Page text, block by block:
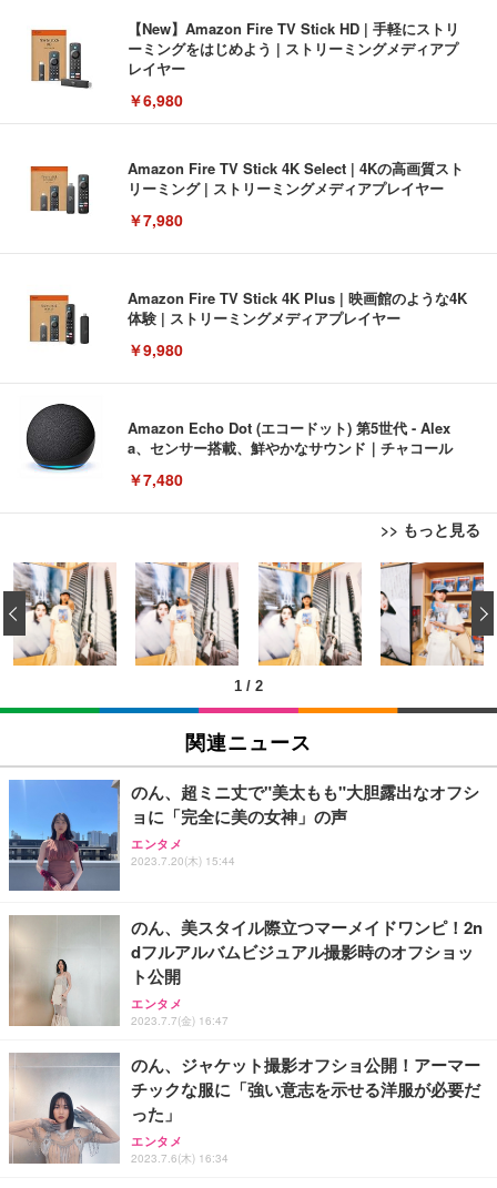
【New】Amazon Fire TV Stick HD | 手軽にストリ
ーミングをはじめよう | ストリーミングメディアプ
レイヤー
￥6,980
Amazon Fire TV Stick 4K Select | 4Kの高画質スト
リーミング | ストリーミングメディアプレイヤー
￥7,980
Amazon Fire TV Stick 4K Plus | 映画館のような4K
体験 | ストリーミングメディアプレイヤー
￥9,980
Amazon Echo Dot (エコードット) 第5世代 - Alex
a、センサー搭載、鮮やかなサウンド｜チャコール
￥7,480
>> もっと見る
[EdoErgo] オフィスチェア 椅子 テレワーク 疲れな
い 跳ね上げ式アームレスト コンパクト 約105度ロッ
キング pc 事務椅子 360度回転 座面昇降 強化ナイロ
ン樹脂ベース 通気性メッシュ 在宅ワーク H-WY01
(黒網+黒枠+黒足)
￥5,699
SIHOO B100 オフィスチェア／デスクチェア メッシ
ュチェア 人間工学 疲れない ブラック
￥27,999
Sezlife オフィスチェア デスクチェア 疲れない テレ
ワーク チェア 強化バックレスト 30度ロッキング機
能 人間工学 椅子 腰サポート 90度跳ね上げ式アーム
ョン PCチェア 通気性メッシュ ゲーミング/勉強/事
務用 おしゃれ パソコンチェア (ブラック)
Sezlife オフィスチェア デスクチェア 疲れない テレ
ワーク チェア 強化バックレスト 30度ロッキング機
能 人間工学 椅子 腰サポート 90度跳ね上げ式アーム
レスト 3Dヘッドレスト ハンガー付き 高反発クッシ
務用 おしゃれ パソコンチェア (ホワイト)
￥7,680
ANDWINT オフィスチェア デスクチェア 肘なし メ
ッシュ 通気性 ランバーサポート付き 腰サポート ガ
ス圧無段階昇降 360度回転 キャスター付き コンパク
ト 幅52×奥行58.5×高さ84～96cm テレワーク 在宅
￥4,139
EIZO ビジネス向けプレミアムモニター | FlexScan
EV3240X-WT | 31.5型4K UHD・USB Type-C・ホワ
イト
￥105,595
EIZO ビジネス向けプレミアムモニター | FlexScan
￥109,572
【純正品】27"ゲーミングモニター DualSense 充電
フック付き（CFI-ZDM1J）
【整備済み品】Dell E2724HS 27インチ 液晶モニタ
ー フルHD（1920×1080）VA 非光沢 HDMI/DisplayP
ort/VGA スピーカー内蔵 高さ調整 スイベル VESA対
応 ComfortView ビジネス向け
￥15,800
【MiniLED/24.5inch/280Hz/FHD】GRAPHT THE S
HOOTER Gaming Monitor 24” Essential ゲーミン
グモニター QD 24.5インチ 1ms FHD 量子ドット 残
像低減 (3年保証 | 輝点保証 | 日本メーカー)
￥34,980
Amazonベーシック ペットシーツ 薄型 レギュラー 1
回使い捨て 無香料 ホワイト 300枚
￥3,373
Amazonベーシック ペットシーツ 厚型 ワイド 42枚
x2袋(84枚) ホワイト(吸収面:ライトブルー)
￥3,234
ネオ・ルーライフ ネオ・オムツ L 中型犬用 26枚入
り 単品
Smart Basic(スマートベーシック) 【Amazon.co.jp
限定】 Smart Basic アイリスオーヤマ ペットシーツ
超厚型 お徳用 ワイド 100枚入 (x 1) (ケース販売)
￥3,670
アイリスオーヤマ ペットシーツ 超厚型 お徳用 レギ
ュラー 200枚入【Amazon.co.jp限定】
￥3,731
1 / 2
‹
関連ニュース
のん、超ミニ丈で"美太もも"大胆露出なオフシ
ョに「完全に美の女神」の声
エンタメ
2023.7.20(木) 15:44
のん、美スタイル際立つマーメイドワンピ！2n
dフルアルバムビジュアル撮影時のオフショッ
ト公開
エンタメ
2023.7.7(金) 16:47
のん、ジャケット撮影オフショ公開！アーマー
チックな服に「強い意志を示せる洋服が必要だ
った」
エンタメ
2023.7.6(木) 16:34